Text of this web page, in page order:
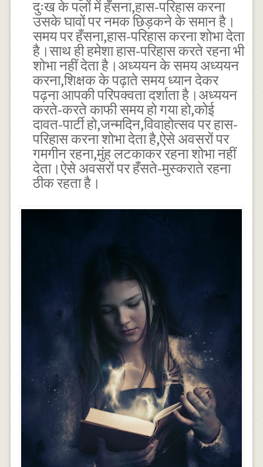
दुःख के पलों में हँसना,हास-परिहास करना
उसके घावों पर नमक छिड़कने के समान है।
समय पर हँसना,हास-परिहास करना शोभा देता
है।साथ ही हमेशा हास-परिहास करते रहना भी
शोभा नहीं देता है।अध्ययन के समय अध्ययन
करना,शिक्षक के पढ़ाते समय ध्यान देकर
पढ़ना आपकी परिपक्वता दर्शाता है।अध्ययन
करते-करते काफी समय हो गया हो,कोई
दावत-पार्टी हो,जन्मदिन,विवाहोत्सव पर हास-
परिहास करना शोभा देता है,ऐसे अवसरों पर
गमगीन रहना,मुंह लटकाकर रहना शोभा नहीं
देता।ऐसे अवसरों पर हँसते-मुस्कराते रहना
ठीक रहता है।